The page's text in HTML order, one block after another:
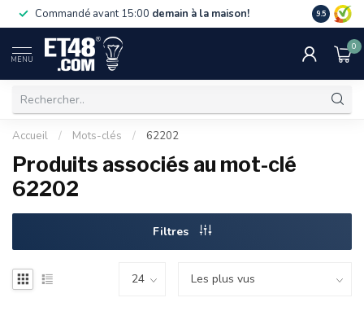
Commandé avant 15:00 demain à la maison! La
de 75 €.
9.5
MENU
0
Accueil / Mots-clés / 62202
Produits associés au mot-clé
62202
Filtres